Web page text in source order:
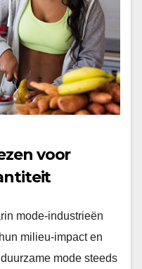
voor
mode-industrieën
milieu-impact en
mode steeds